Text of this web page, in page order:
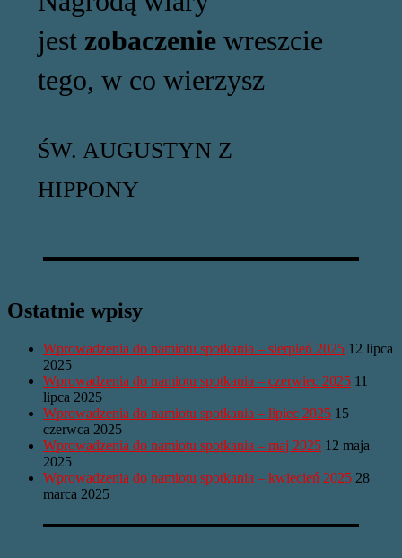
jest zobaczeniewreszcie
tego, w co wierzysz
ŚW. AUGUSTYN Z
HIPPONY
Ostatnie wpisy
Wprowadzenia do namiotu spotkania – sierpień 2025 12 lipca
2025
Wprowadzenia do namiotu spotkania – czerwiec 2025 11
lipca 2025
Wprowadzenia do namiotu spotkania – lipiec 2025 15
czerwca 2025
Wprowadzenia do namiotu spotkania – maj 2025 12 maja
2025
Wprowadzenia do namiotu spotkania – kwiecień 2025 28
marca 2025